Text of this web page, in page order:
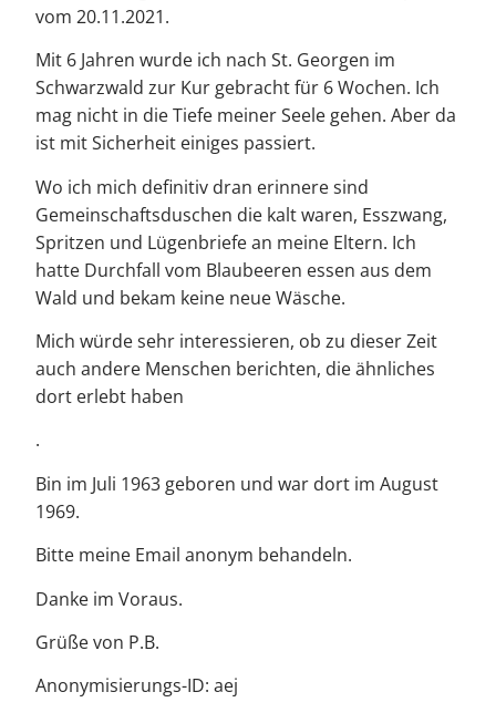
vom 20.11.2021.
Mit 6 Jahren wurde ich nach St. Georgen im
Schwarzwald zur Kur gebracht für 6 Wochen. Ich
mag nicht in die Tiefe meiner Seele gehen. Aber da
ist mit Sicherheit einiges passiert.
Wo ich mich definitiv dran erinnere sind
Gemeinschaftsduschen die kalt waren, Esszwang,
Spritzen und Lügenbriefe an meine Eltern. Ich
hatte Durchfall vom Blaubeeren essen aus dem
Wald und bekam keine neue Wäsche.
Mich würde sehr interessieren, ob zu dieser Zeit
auch andere Menschen berichten, die ähnliches
dort erlebt haben
.
Bin im Juli 1963 geboren und war dort im August
1969.
Bitte meine Email anonym behandeln.
Danke im Voraus.
Grüße von P.B.
Anonymisierungs-ID: aej